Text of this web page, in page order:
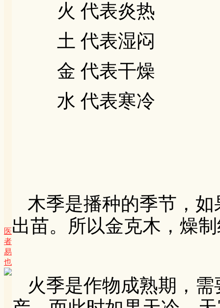
医
者
易
也
火 代表炎热
土 代表湿闷
金 代表干燥
水 代表寒冷
木季是播种的季节，
出苗。所以金克木，燥
火季是作物成熟期，